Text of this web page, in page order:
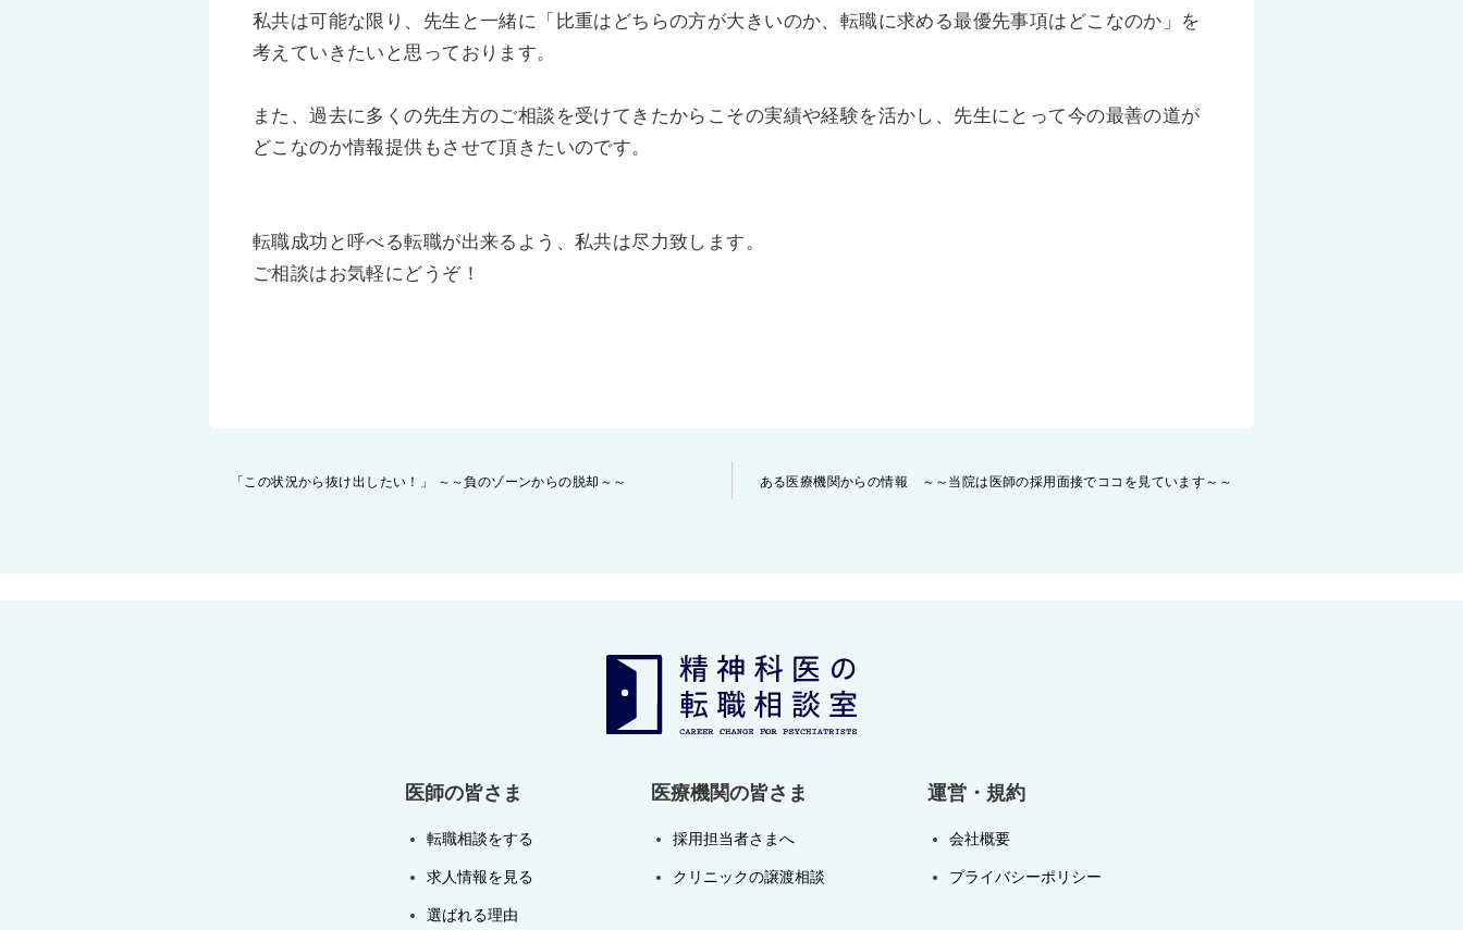
私共は可能な限り、先生と一緒に「比重はどちらの方が大きいのか、転職に求める最優先事項はどこなのか」を
考えていきたいと思っております。
また、過去に多くの先生方のご相談を受けてきたからこその実績や経験を活かし、先生にとって今の最善の道が
どこなのか情報提供もさせて頂きたいのです。
転職成功と呼べる転職が出来るよう、私共は尽力致します。
ご相談はお気軽にどうぞ！
「この状況から抜け出したい！」 ～～負のゾーンからの脱却～～ ある医療機関からの情報 ～～当院は医師の採用面接でココを見ています～～
医師の皆さま
転職相談をする
求人情報を見る
選ばれる理由
医療機関の皆さま
採用担当者さまへ
クリニックの譲渡相談
運営・規約
会社概要
プライバシーポリシー